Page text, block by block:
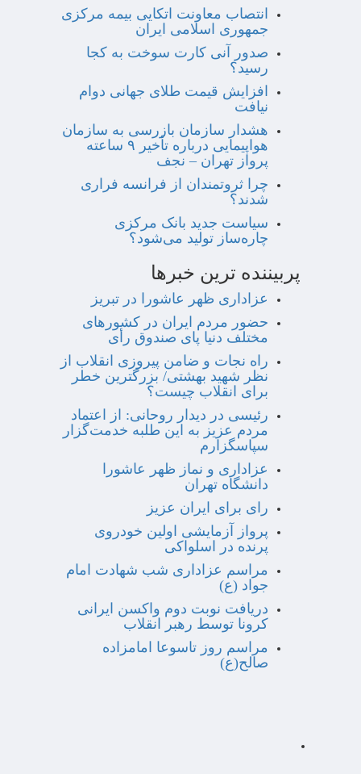
انتصاب معاونت اتکایی بیمه مرکزی
جمهوری اسلامی ایران
صدور آنی کارت سوخت به کجا
رسید؟
افزایش قیمت طلای جهانی دوام
نیافت
هشدار سازمان بازرسی به سازمان
هواپیمایی درباره تأخیر ۹ ساعته
پرواز تهران – نجف
چرا ثروتمندان از فرانسه فراری
شدند؟
سیاست جدید بانک مرکزی
چاره‌ساز تولید می‌شود؟
پربیننده ترین خبرها
عزاداری ظهر عاشورا در تبریز
حضور مردم ایران در کشورهای
مختلف دنیا پای صندوق رأی
راه نجات و ضامن پیروزی انقلاب از
نظر شهید بهشتی/ بزرگترین خطر
برای انقلاب چیست؟
رئیسی در دیدار روحانی: از اعتماد
مردم عزیز به این طلبه خدمت‌گزار
سپاسگزارم
عزاداری و نماز ظهر عاشورا
دانشگاه تهران
رای برای ایران عزیز
پرواز آزمایشی اولین خودروی
پرنده در اسلواکی
مراسم عزاداری شب شهادت امام
جواد (ع)
دریافت نوبت دوم واکسن ایرانی
کرونا توسط رهبر انقلاب
مراسم روز تاسوعا امامزاده
صالح(ع)